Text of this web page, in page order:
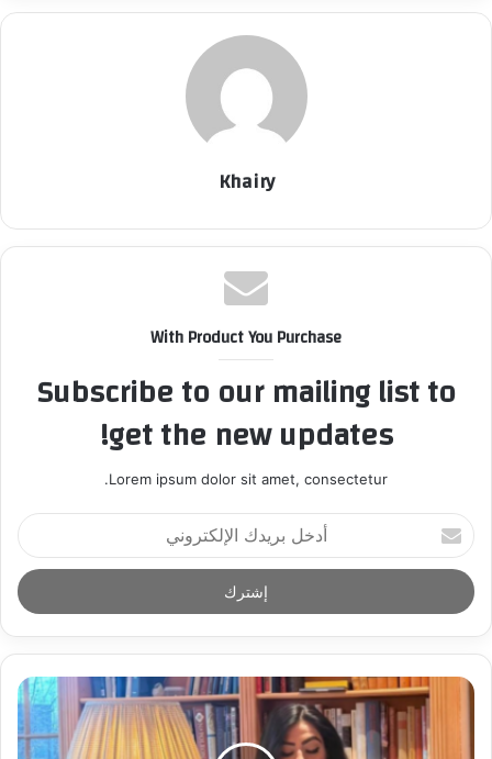
Khairy
With Product You Purchase
Subscribe to our mailing list to
get the new updates!
Lorem ipsum dolor sit amet, consectetur.
أ
د
خ
ل
ر
د